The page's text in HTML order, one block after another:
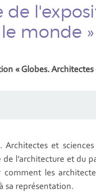
de
monde »
« Globes. Architectes
Architectes et
de l’architecture et du
comment les
sa représentation.